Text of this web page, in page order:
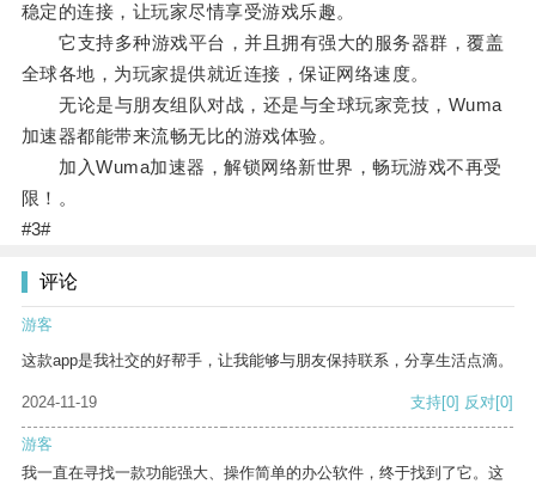
稳定的连接，让玩家尽情享受游戏乐趣。
它支持多种游戏平台，并且拥有强大的服务器群，覆盖
全球各地，为玩家提供就近连接，保证网络速度。
无论是与朋友组队对战，还是与全球玩家竞技，Wuma
加速器都能带来流畅无比的游戏体验。
加入Wuma加速器，解锁网络新世界，畅玩游戏不再受
限！。
#3#
评论
游客
这款app是我社交的好帮手，让我能够与朋友保持联系，分享生活点滴。
2024-11-19 支持[0] 反对[0]
游客
我一直在寻找一款功能强大、操作简单的办公软件，终于找到了它。这